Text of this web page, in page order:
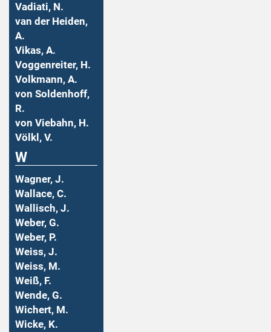
Vadiati, N.
van der Heiden,
A.
Vikas, A.
Voggenreiter, H.
Volkmann, A.
von Soldenhoff,
R.
von Viebahn, H.
Völkl, V.
W
Wagner, J.
Wallace, C.
Wallisch, J.
Weber, G.
Weber, P.
Weiss, J.
Weiss, M.
Weiß, F.
Wende, G.
Wichert, M.
Wicke, K.